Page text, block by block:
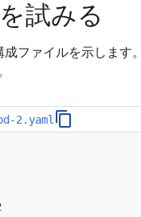
試みる
ファイルを示します
2.yaml